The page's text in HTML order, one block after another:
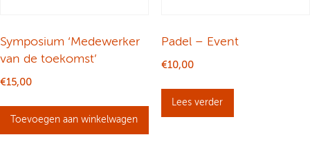
Symposium ‘Medewerker
van de toekomst’
€15,00
Toevoegen aan winkelwagen
Padel – Event
€10,00
Lees verder